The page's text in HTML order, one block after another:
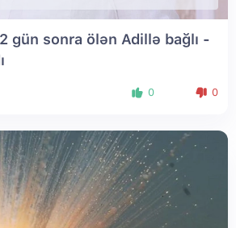
gün sonra ölən Adillə bağlı -
0 0